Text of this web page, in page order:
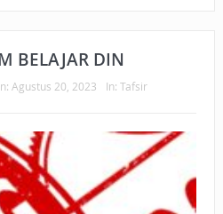
BELAJAR DIN
Agustus 20, 2023 In: Tafsir